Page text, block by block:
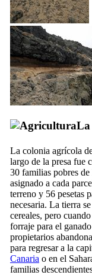
La
La colonia agrícola
largo de la presa fue
30 familias pobres de
asignado a cada
terreno y 56 pesetas
necesaria. La tierra
cereales, pero
forraje para el
propietarios
para regresar a la
Canaria o en el
familias